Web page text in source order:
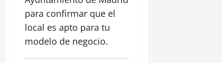
para confirmar que el
local es apto para tu
modelo de negocio.